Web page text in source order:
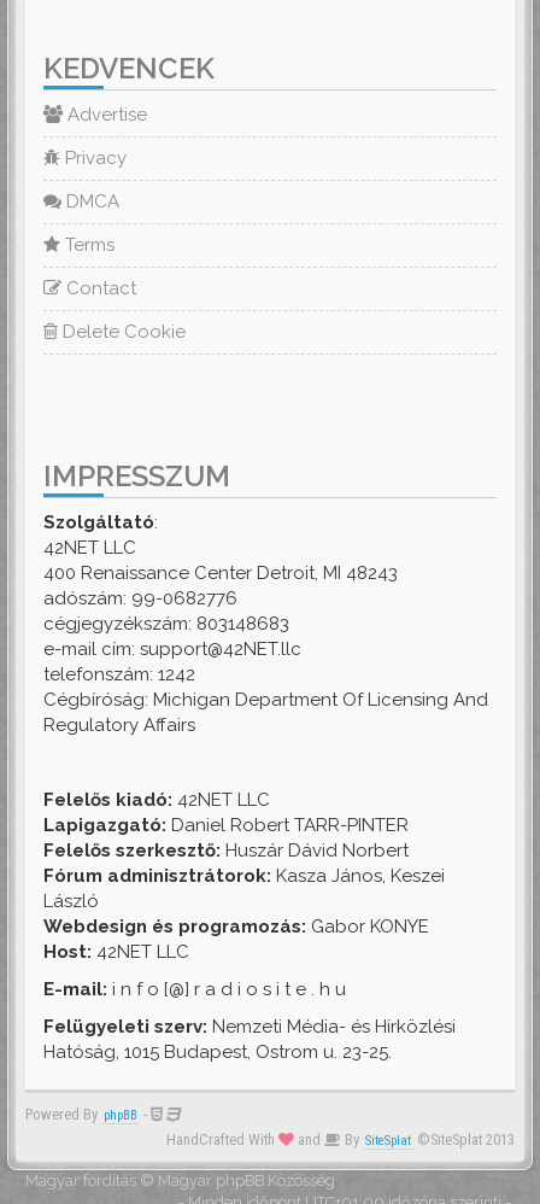
KEDVENCEK
Advertise
Privacy
DMCA
Terms
Contact
Delete Cookie
IMPRESSZUM
Szolgáltató:
42NET LLC
400 Renaissance Center Detroit, MI 48243
adószám: 99-0682776
cégjegyzékszám: 803148683
e-mail cím: support@42NET.llc
telefonszám: 1242
Cégbíróság: Michigan Department Of Licensing And
Regulatory Affairs
Felelős kiadó: 42NET LLC
Lapigazgató: Daniel Robert TARR-PINTER
Felelős szerkesztő: Huszár Dávid Norbert
Fórum adminisztrátorok: Kasza János, Keszei
László
Webdesign és programozás: Gabor KONYE
Host: 42NET LLC
E-mail: i n f o [@] r a d i o s i t e . h u
Felügyeleti szerv: Nemzeti Média- és Hírközlési
Hatóság, 1015 Budapest, Ostrom u. 23-25.
Powered By phpBB -
HandCrafted With
and By SiteSplat ©SiteSplat 2013
Magyar fordítás © Magyar phpBB Közösség